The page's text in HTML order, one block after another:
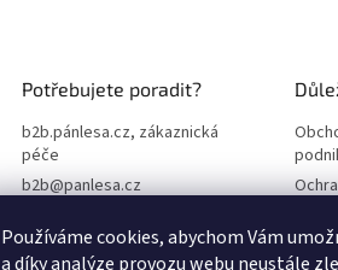
Používáme cookies, abychom Vám
a díky analýze provozu webu neustále
Potřebujete poradit?
b2b.pánlesa.cz, zákaznická
péče
b2b@panlesa.cz